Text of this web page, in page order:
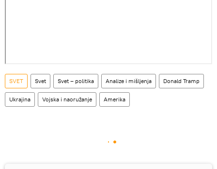
SVET Svet Svet – politika Analize i mišljenja Donald Tramp
Ukrajina Vojska i naoružanje Amerika